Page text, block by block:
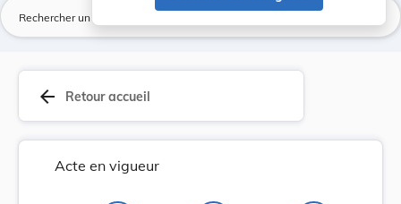
arrow_back Retour accueil
Acte en vigueur